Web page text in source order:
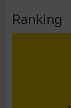
Ranking